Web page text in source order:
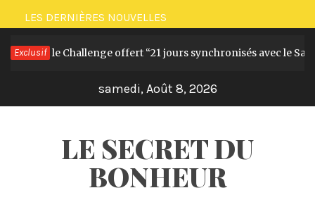
Passer
au
contenu
LES DERNIÈRES NOUVELLES
Exclusif
livre et le Challenge offert “21 jours synchronisés avec le
samedi, Août 8, 2026
LE SECRET DU
BONHEUR